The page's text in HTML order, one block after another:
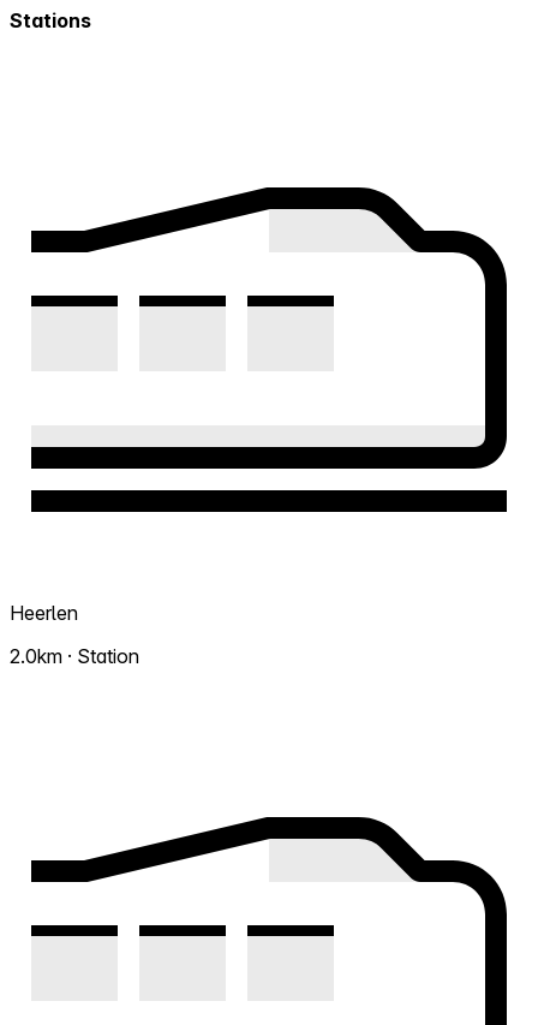
Stations
Heerlen
2.0km · Station